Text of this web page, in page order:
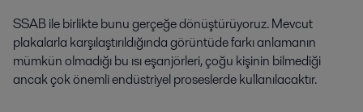
SSAB ile birlikte bunu gerçeğe dönüştürüyoruz. Mevcut
plakalarla karşılaştırıldığında görüntüde farkı anlamanın
mümkün olmadığı bu ısı eşanjörleri, çoğu kişinin bilmediği
ancak çok önemli endüstriyel proseslerde kullanılacaktır.